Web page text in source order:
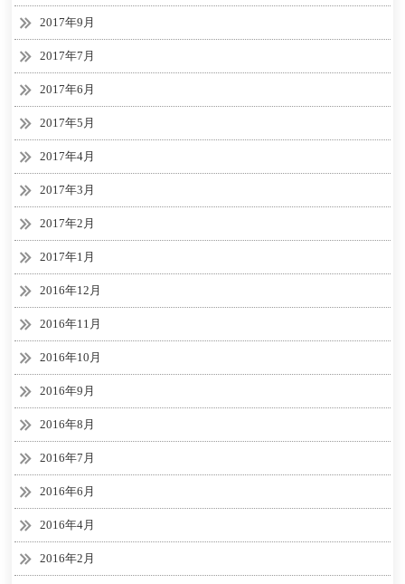
2017年9月
2017年7月
2017年6月
2017年5月
2017年4月
2017年3月
2017年2月
2017年1月
2016年12月
2016年11月
2016年10月
2016年9月
2016年8月
2016年7月
2016年6月
2016年4月
2016年2月